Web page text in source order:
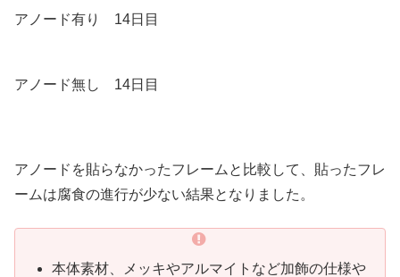
アノード有り 14日目
アノード無し 14日目
アノードを貼らなかったフレームと比較して、貼ったフレ
ームは腐食の進行が少ない結果となりました。
本体素材、メッキやアルマイトなど加飾の仕様や